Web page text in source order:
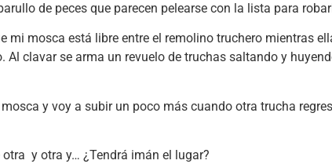
de peces que parecen pelearse con la lista para
mi mosca está libre entre el remolino truchero mientras
clavar se arma un revuelo de truchas saltando y
y voy a subir un poco más cuando otra trucha
y otra y… ¿Tendrá imán el lugar?